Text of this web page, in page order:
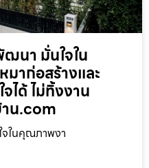
ฒนา มั่นใจใน
าก่อสร้างและ
ได้ ไม่ทิ้งงาน
น.com
จในคุณภาพงา